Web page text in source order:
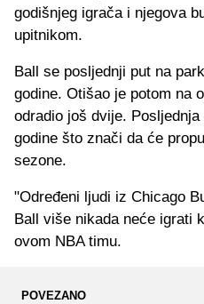
godišnjeg igrača i njegova
upitnikom.
Ball se posljednji put na
godine. Otišao je potom na
odradio još dvije.
godine što znači da će
sezone.
"Određeni ljudi iz Chicago
Ball više nikada neće igrati
ovom NBA timu.
POVEZANO